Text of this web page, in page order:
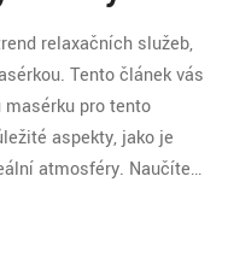
relaxačních služeb,
Tento článek vás
pro tento
aspekty, jako je
atmosféry. Naučíte
si relaxaci na